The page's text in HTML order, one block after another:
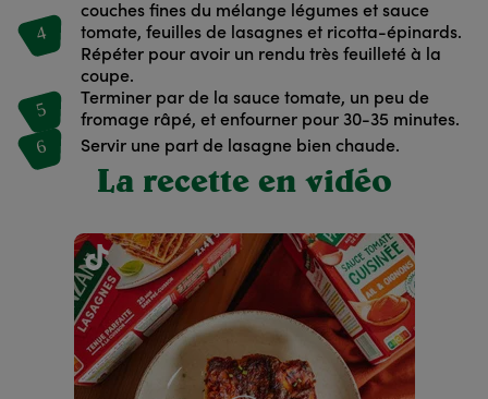
4
couches fines du mélange légumes et sauce
tomate, feuilles de lasagnes et ricotta-épinards.
Répéter pour avoir un rendu très feuilleté à la
coupe.
5
Terminer par de la sauce tomate, un peu de
fromage râpé, et enfourner pour 30-35 minutes.
6 Servir une part de lasagne bien chaude.
La recette en vidéo